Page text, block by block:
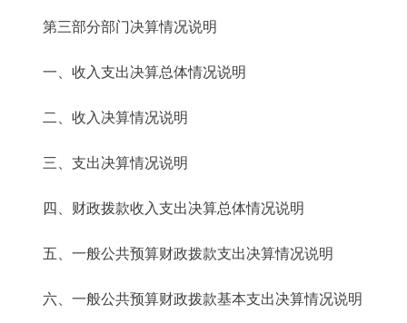
第三部分部门决算情况说明
一、收入支出决算总体情况说明
二、收入决算情况说明
三、支出决算情况说明
四、财政拨款收入支出决算总体情况说明
五、一般公共预算财政拨款支出决算情况说明
六、一般公共预算财政拨款基本支出决算情况说明